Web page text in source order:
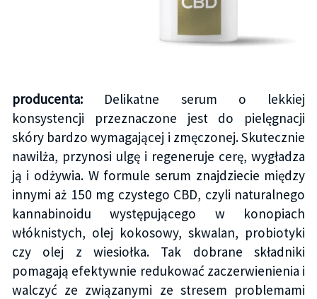
producenta:Delikatne serum o lekkiej
konsystencji przeznaczone jest do pielęgnacji
skóry bardzo wymagającej i zmęczonej. Skutecznie
nawilża, przynosi ulgę i regeneruje cerę, wygładza
ją i odżywia. W formule serum znajdziecie między
innymi aż 150 mg czystego CBD, czyli naturalnego
kannabinoidu występującego w konopiach
włóknistych, olej kokosowy, skwalan, probiotyki
czy olej z wiesiołka. Tak dobrane składniki
pomagają efektywnie redukować zaczerwienienia i
walczyć ze związanymi ze stresem problemami